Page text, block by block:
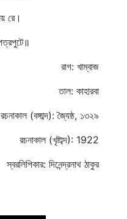
রে।
রাগ: খাম্বাজ
তাল: কাহারবা
রচনাকাল (বঙ্গাব্দ): জ্যৈষ্ঠ, ১৩২৯
রচনাকাল (খৃষ্টাব্দ): 1922
স্বরলিপিকার: দিনেন্দ্রনাথ ঠাকুর